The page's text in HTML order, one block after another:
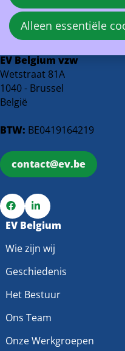
dit
bericht
Facebook
X LinkedIn
E-mail
Terug naar overzicht
EV Belgium vzw
Wetstraat 81A
1040 - Brussel
België
BTW: BE0419164219
contact@ev.be
Ga
Facebook
Ga
LinkedIn
EV Belgium
Wie zijn wij
Geschiedenis
Het Bestuur
Ons Team
Onze Werkgroepen
Alleen essentiële